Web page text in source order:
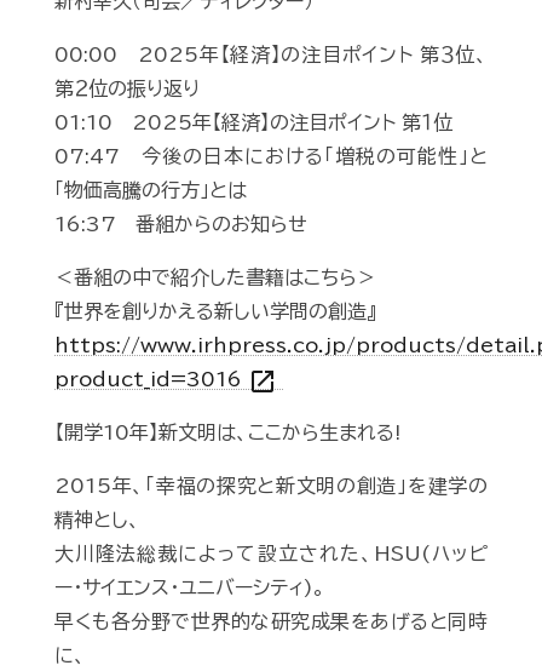
00:00 2025年【経済】の注目ポイント 第３位、
第２位の振り返り
01:10 2025年【経済】の注目ポイント 第１位
07:47 今後の日本における「増税の可能性」と
「物価高騰の行方」とは
16:37 番組からのお知らせ
＜番組の中で紹介した書籍はこちら＞
『世界を創りかえる新しい学問の創造』
https://www.irhpress.co.jp/products/
product_id=3016 open_in_new
【開学10年】新文明は、ここから生まれる!
2015年、「幸福の探究と新文明の創造」を建学の
精神とし、
大川隆法総裁によって設立された、HSU(ハッピ
ー・サイエンス・ユニバーシティ)。
早くも各分野で世界的な研究成果をあげると同時
に、